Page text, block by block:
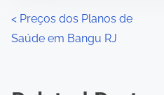
P
o
< Preços dos Planos de
Saúde em Bangu RJ